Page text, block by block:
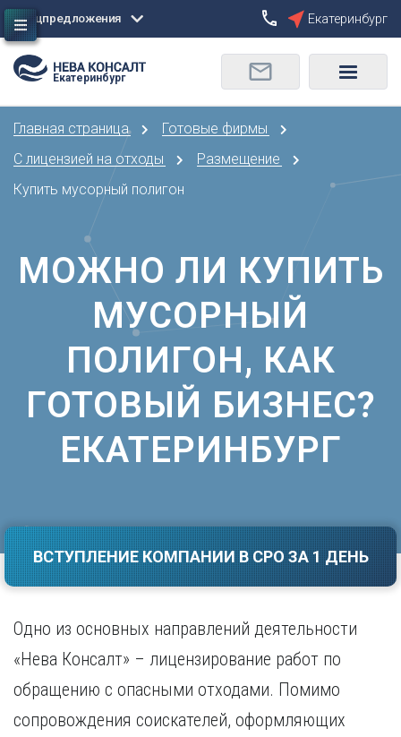
Сбросить
Москва
Санкт-Петербург
Астрахань
Барнаул
Белгород
Брянск
Владивосток
Владикавказ
Владимир
Волгоград
Воронеж
И
Иваново
Ижевск
К
Казань
Калининград
Калуга
Кемерово
О
Орел
Оренбург
Р
Ростов-на-Дону
Рязань
Самара
Саранск
Саратов
Севастополь
Симферополь
Ставрополь
Т
Тамбов
Тольятти
Тула
Тюмень
У
Спецпредложения Екатеринбург
Екатеринбург
Главная страница
Готовые фирмы
С лицензией на отходы
Размещение
Купить мусорный полигон
МОЖНО ЛИ КУПИТЬ
МУСОРНЫЙ
ПОЛИГОН, КАК
ГОТОВЫЙ БИЗНЕС?
ЕКАТЕРИНБУРГ
ВСТУПЛЕНИЕ КОМПАНИИ В СРО ЗА 1 ДЕНЬ
Одно из основных направлений деятельности
«Нева Консалт» – лицензирование работ по
обращению с опасными отходами. Помимо
сопровождения соискателей, оформляющих